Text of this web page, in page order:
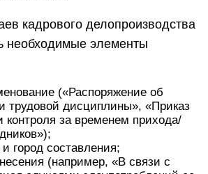
кадрового делопроизводства
необходимые элементы
(«Распоряжение об
трудовой дисциплины», «Приказ
контроля за временем прихода/
город составления;
(например, «В связи с